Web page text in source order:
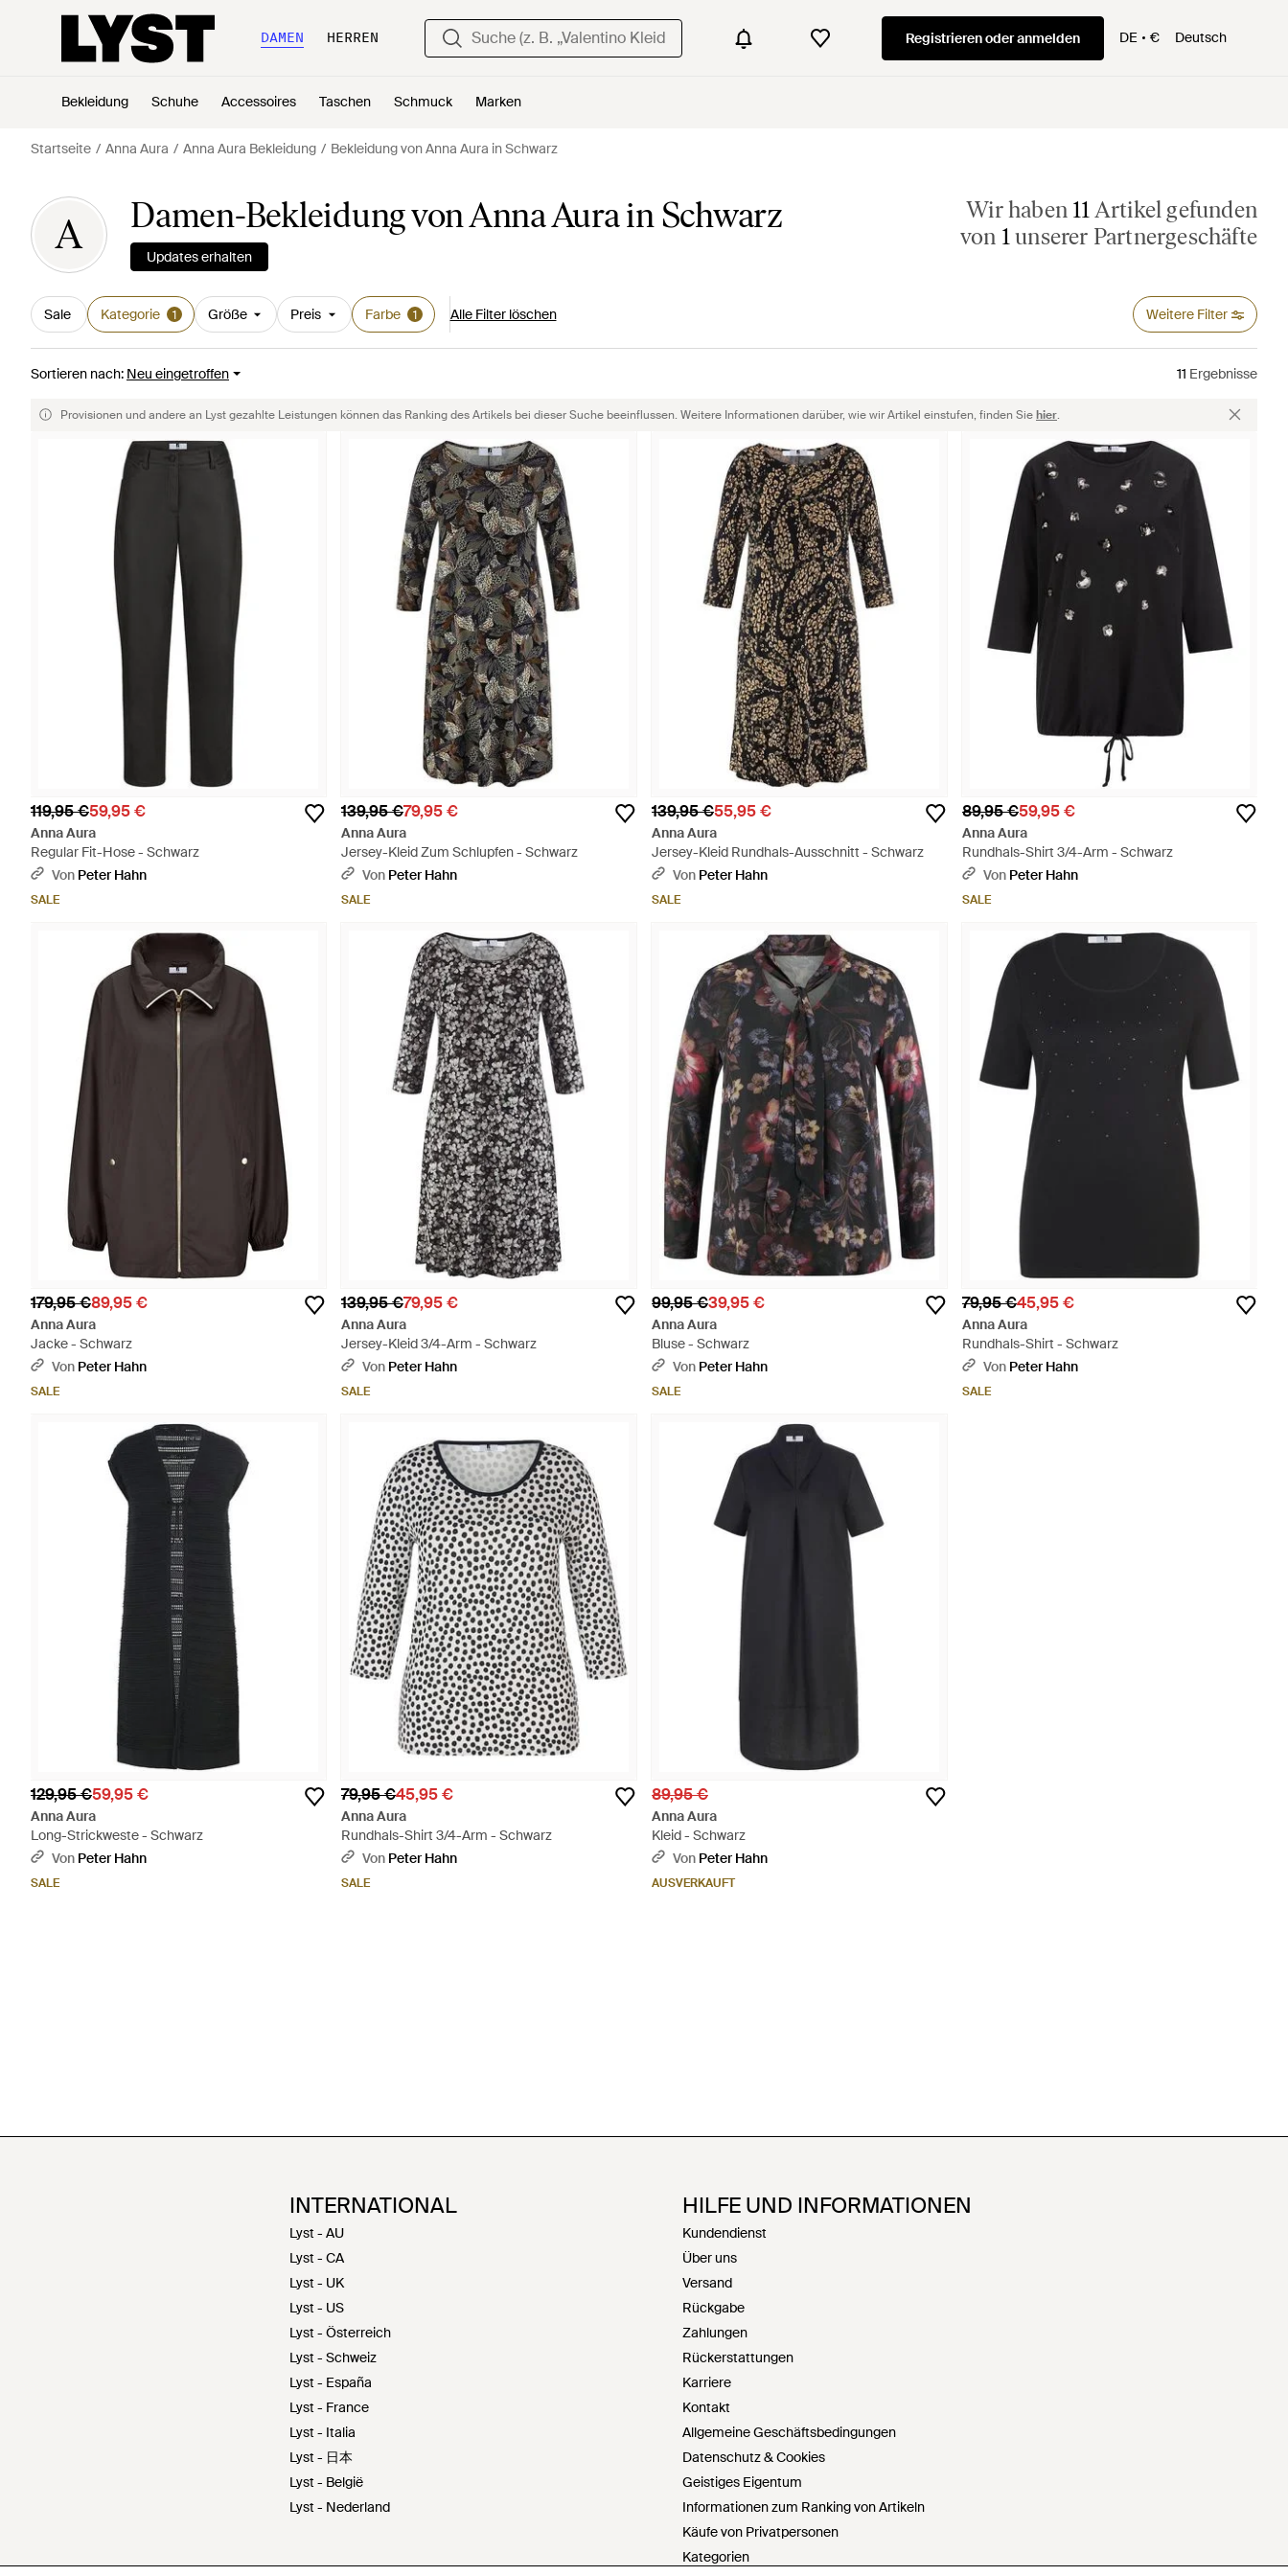
DAMEN HERREN Registrieren oder anmelden DE € Deutsch
Bekleidung Schuhe Accessoires Taschen Schmuck Marken
Startseite Anna Aura Anna Aura Bekleidung Bekleidung von Anna Aura in Schwarz
A Damen-Bekleidung von Anna Aura in Schwarz
Updates erhalten
Wir haben 11Artikel gefunden
von 1unserer Partnergeschäfte
Sale Kategorie 1 Größe Preis Farbe 1 Alle Filter löschen Weitere Filter
Sortieren nach: Neu eingetroffen 11 Ergebnisse
Provisionen und andere an Lyst gezahlte Leistungen können das Ranking des Artikels bei dieser Suche beeinflussen. Weitere Informationen darüber, wie wir Artikel einstufen, finden Siehier.
119,95 €59,95 €
Anna Aura
Regular Fit-Hose - Schwarz
Von Peter Hahn
SALE
139,95 €79,95 €
Anna Aura
Jersey-Kleid Zum Schlupfen - Schwarz
Von Peter Hahn
SALE
139,95 €55,95 €
Anna Aura
Jersey-Kleid Rundhals-­Ausschnitt - Schwarz
Von Peter Hahn
SALE
89,95 €59,95 €
Anna Aura
Rundhals-Shirt 3/4-Arm - Schwarz
Von Peter Hahn
SALE
179,95 €89,95 €
Anna Aura
Jacke - Schwarz
Von Peter Hahn
SALE
139,95 €79,95 €
Anna Aura
Jersey-Kleid 3/4-Arm - Schwarz
Von Peter Hahn
SALE
99,95 €39,95 €
Anna Aura
Bluse - Schwarz
Von Peter Hahn
SALE
79,95 €45,95 €
Anna Aura
Rundhals-Shirt - Schwarz
Von Peter Hahn
SALE
129,95 €59,95 €
Anna Aura
Long-Strickweste - Schwarz
Von Peter Hahn
SALE
79,95 €45,95 €
Anna Aura
Rundhals-Shirt 3/4-Arm - Schwarz
Von Peter Hahn
SALE
89,95 €
Anna Aura
Kleid - Schwarz
Von Peter Hahn
AUSVERKAUFT
INTERNATIONAL
Lyst - AU
Lyst - CA
Lyst - UK
Lyst - US
Lyst - Österreich
Lyst - Schweiz
Lyst - España
Lyst - France
Lyst - Italia
Lyst - 日本
Lyst - België
Lyst - Nederland
HILFE UND INFORMATIONEN
Kundendienst
Über uns
Versand
Rückgabe
Zahlungen
Rückerstattungen
Karriere
Kontakt
Allgemeine Geschäftsbedingungen
Datenschutz & Cookies
Geistiges Eigentum
Informationen zum Ranking von Artikeln
Käufe von Privatpersonen
Kategorien